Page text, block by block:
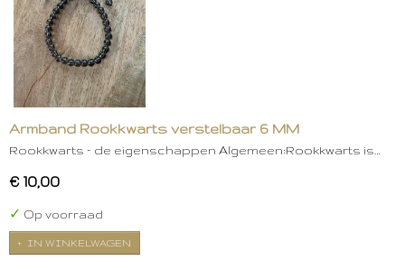
Armband Rookkwarts verstelbaar 6 MM
Rookkwarts – de eigenschappen Algemeen:Rookkwarts is…
€ 10,00
✓ Op voorraad
IN WINKELWAGEN